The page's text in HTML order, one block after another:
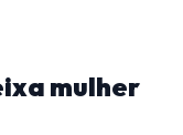
mulher